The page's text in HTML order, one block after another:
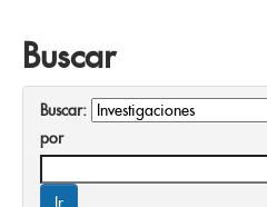
Buscar
Buscar:
por